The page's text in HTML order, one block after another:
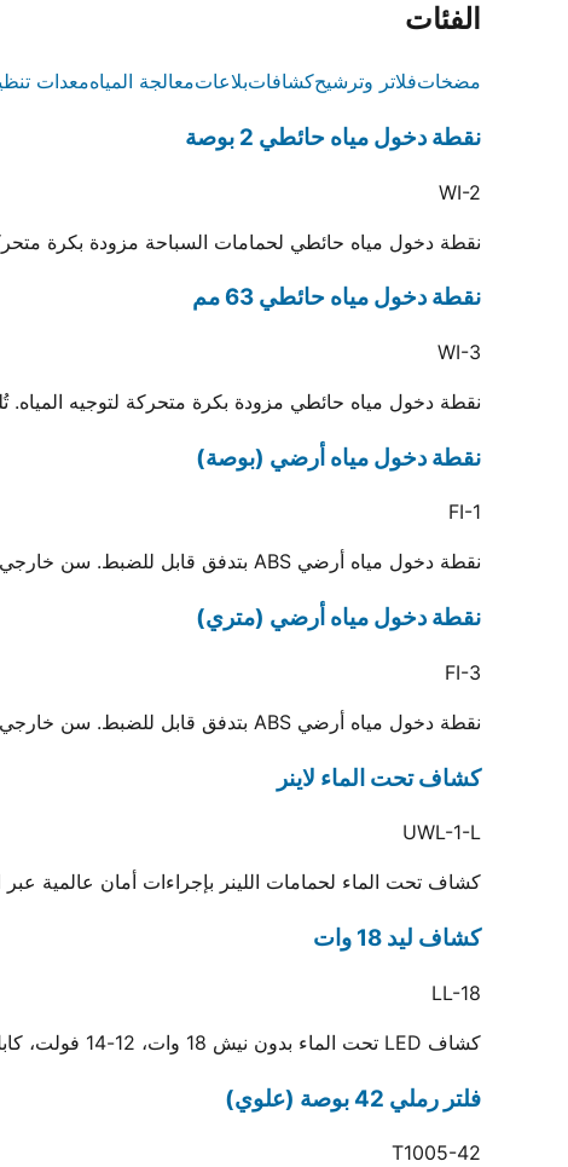
الفئات
مضخاتفلاتر وترشيحكشافاتبلاعاتمعالجة المياهمعدات
نقطة دخول مياه حائطي 2 بوصة
WI-2
نقطة دخول مياه حائطي لحمامات السباحة مزودة بكرة متحركة لتوجيه المياه.
نقطة دخول مياه حائطي 63 مم
WI-3
نقطة دخول مياه حائطي مزودة بكرة متحركة لتوجيه المياه. تُلحم داخل ماسورة 63
نقطة دخول مياه أرضي (بوصة)
FI-1
نقطة دخول مياه أرضي ABS بتدفق قابل للضبط. سن خارجي 2 بوصة ويوصل بماسورة لحام 1.5 بوصة
نقطة دخول مياه أرضي (متري)
FI-3
نقطة دخول مياه أرضي ABS بتدفق قابل للضبط. سن خارجي 2 بوصة ويوصل بماسورة لحام 50 مم
كشاف تحت الماء لاينر
UWL-1-L
كشاف تحت الماء لحمامات اللينر بإجراءات أمان عالمية عبر
كشاف ليد 18 وات
LL-18
كشاف LED تحت الماء بدون نيش 18 وات، 12-14 فولت، كابل 3 متر، أبيض أو أصفر، حماية IP68
فلتر رملي 42 بوصة (علوي)
T1005-42